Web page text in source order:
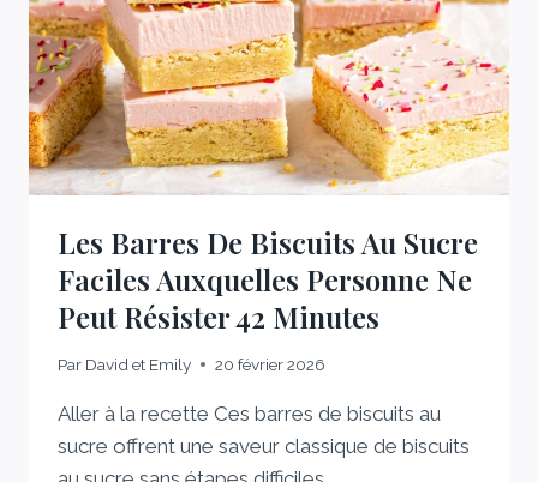
ILLUMINE
MON
HIVER
50
MINUTES
Les Barres De Biscuits Au Sucre
Faciles Auxquelles Personne Ne
Peut Résister 42 Minutes
Par David et Emily 20 février 2026
Aller à la recette Ces barres de biscuits au
sucre offrent une saveur classique de biscuits